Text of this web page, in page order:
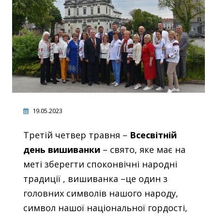
19.05.2023
Третій четвер травня – Всесвітній
день вишиванки – свято, яке має на
меті зберегти споконвічні народні
традиції , вишиванка –це один з
головних символів нашого народу,
символ нашої національної гордості,